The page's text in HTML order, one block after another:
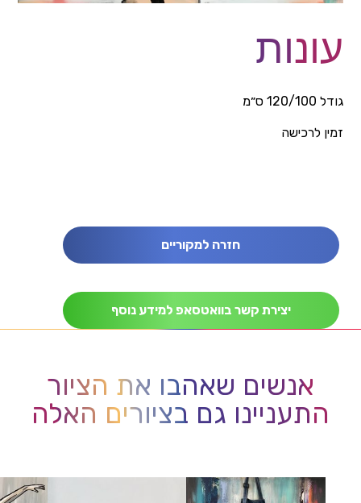
עונות
גודל 120/100 ס״מ
זמין לרכישה
חזרה למקוריים
יצירת קשר בוואטסאפ למידע נוסף
אנשים שאהבו את הציור
התעניינו גם בציורים האלה